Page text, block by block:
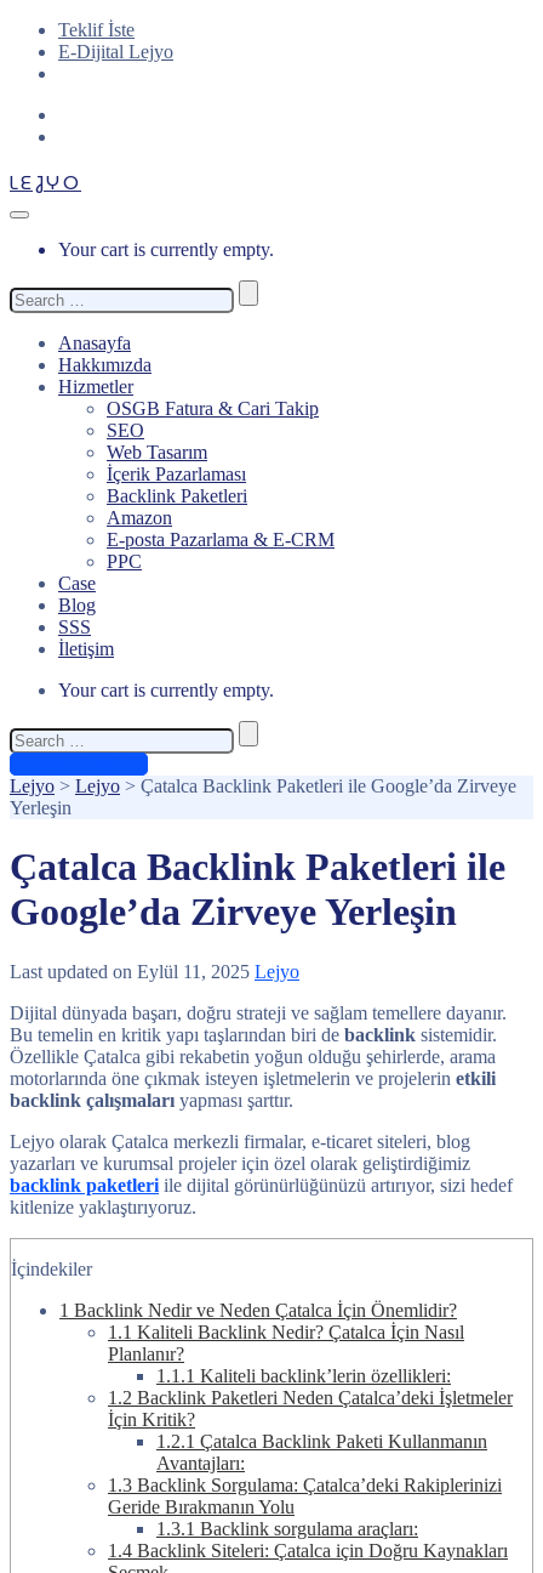
Teklif İste
E-Dijital Lejyo
LEJYO
Your cart is currently empty.
Search
for:
Anasayfa
Hakkımızda
Hizmetler
OSGB Fatura & Cari Takip
SEO
Web Tasarım
İçerik Pazarlaması
Backlink Paketleri
Amazon
E-posta Pazarlama & E-CRM
PPC
Case
Blog
SSS
İletişim
Your cart is currently empty.
Search
for:
Lejyo > Lejyo > Çatalca Backlink Paketleri ile Google’da Zirveye
Yerleşin
Çatalca Backlink Paketleri ile
Google’da Zirveye Yerleşin
Last updated on Eylül 11, 2025 Lejyo
Dijital dünyada başarı, doğru strateji ve sağlam temellere dayanır.
Bu temelin en kritik yapı taşlarından biri de backlink sistemidir.
Özellikle Çatalca gibi rekabetin yoğun olduğu şehirlerde, arama
motorlarında öne çıkmak isteyen işletmelerin ve projelerin etkili
backlink çalışmaları yapması şarttır.
Lejyo olarak Çatalca merkezli firmalar, e-ticaret siteleri, blog
yazarları ve kurumsal projeler için özel olarak geliştirdiğimiz
backlink paketleri ile dijital görünürlüğünüzü artırıyor, sizi hedef
kitlenize yaklaştırıyoruz.
İçindekiler
1 Backlink Nedir ve Neden Çatalca İçin Önemlidir?
1.1 Kaliteli Backlink Nedir? Çatalca İçin Nasıl
Planlanır?
1.1.1 Kaliteli backlink’lerin özellikleri:
1.2 Backlink Paketleri Neden Çatalca’deki İşletmeler
İçin Kritik?
1.2.1 Çatalca Backlink Paketi Kullanmanın
Avantajları:
1.3 Backlink Sorgulama: Çatalca’deki Rakiplerinizi
Geride Bırakmanın Yolu
1.3.1 Backlink sorgulama araçları:
1.4 Backlink Siteleri: Çatalca için Doğru Kaynakları